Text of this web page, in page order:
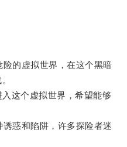
的虚拟世界，在这个黑暗
这个虚拟世界，希望能够
惑和陷阱，许多探险者迷